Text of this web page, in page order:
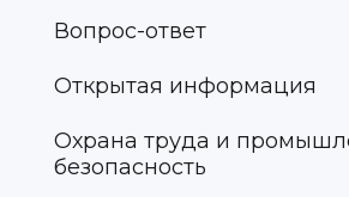
Вопрос-ответ
Открытая информация
Охрана труда и
безопасность